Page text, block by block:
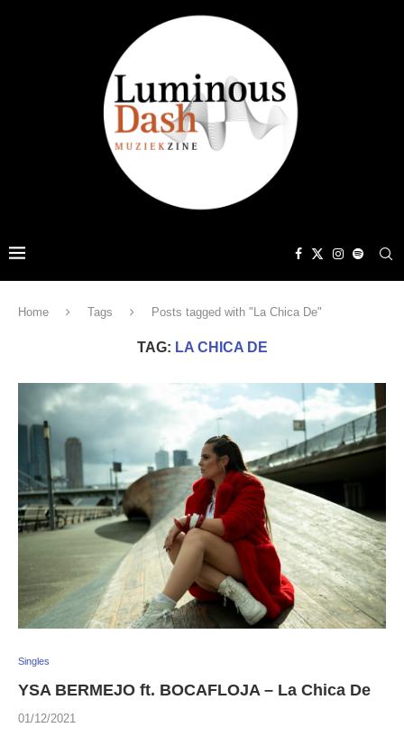
Home Tags Posts tagged with "La Chica De"
TAG: LA CHICA DE
Singles
YSA BERMEJO ft. BOCAFLOJA – La Chica De
01/12/2021